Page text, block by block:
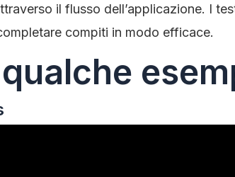
il flusso dell’applicazione. I
compiti in modo efficace.